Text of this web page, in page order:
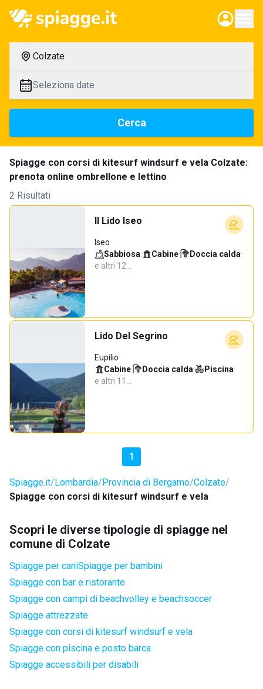
Colzate
Seleziona date
Cerca
Spiagge con corsi di kitesurf windsurf e vela Colzate:
prenota online ombrellone e lettino
2 Risultati
Il Lido Iseo
Iseo
Sabbiosa· Cabine· Doccia calda·
e altri 12…
Lido Del Segrino
Eupilio
Cabine· Doccia calda· Piscina·
e altri 11…
1
Spiagge.it Lombardia Provincia di Bergamo Colzate
Spiagge con corsi di kitesurf windsurf e vela
Scopri le diverse tipologie di spiagge nel
comune di Colzate
Spiagge per caniSpiagge per bambini
Spiagge con bar e ristorante
Spiagge con campi di beachvolley e beachsoccer
Spiagge attrezzate
Spiagge con corsi di kitesurf windsurf e vela
Spiagge con piscina e posto barca
Spiagge accessibili per disabili